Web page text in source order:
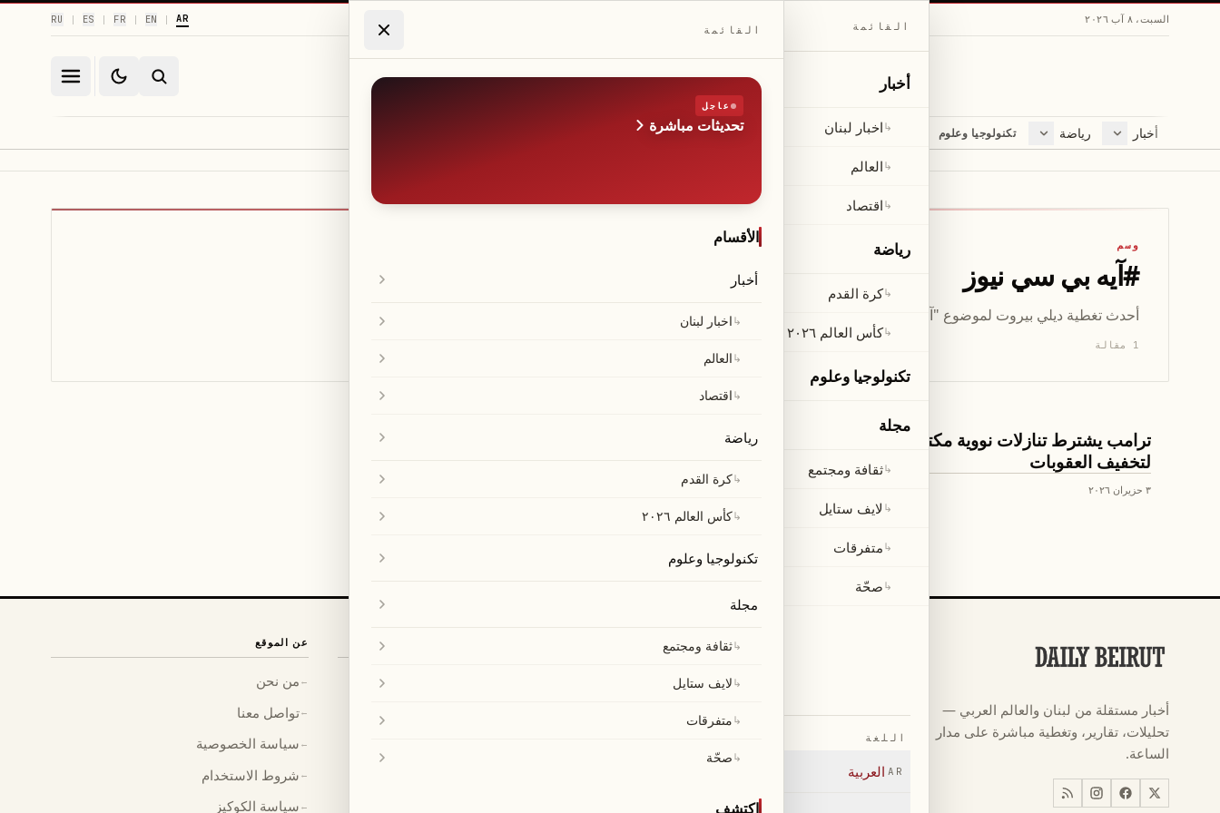
السبت، ٨ آب ٢٠٢٦ AR
|
EN
|
FR
|
ES
|
RU
أخبار
اخبار لبنان
رياضة
كرة القدم
تكنولوجيا وعلوم مجلة
ثقافة ومجتمع
لايف ستايل
وسم
#آيه بي سي نيوز
أحدث تغطية ديلي بيروت لموضوع "آيه بي سي نيوز" — 1 مقال يشمل الأخبار والتحليلات والتحديثات.
1 مقالة
العالم
ترامب يشترط تنازلات نووية مكتوبة من إيران
لتخفيف العقوبات
٣ حزيران ٢٠٢٦
أخبار مستقلة من لبنان والعالم العربي —
تحليلات، تقارير، وتغطية مباشرة على مدار
الساعة.
كأس العالم ٢٠٢٦
←أخبار
←اخبار لبنان
عن الموقع
← من نحن
←تواصل معنا
← سياسة الخصوصية
← شروط الاستخدام
← سياسة الكوكيز
القائمة
أخبار
↳اخبار لبنان
↳العالم
↳اقتصاد
رياضة
↳كرة القدم
↳كأس العالم ٢٠٢٦
تكنولوجيا وعلوم
مجلة
↳ثقافة ومجتمع
↳ لايف ستايل
↳متفرقات
↳صحّة
اللغة
AR العربية
القائمة
عاجل
تحديثات مباشرة
الأقسام
أخبار
↳اخبار لبنان
↳العالم
↳اقتصاد
رياضة
↳كرة القدم
↳كأس العالم ٢٠٢٦
تكنولوجيا وعلوم
مجلة
↳ثقافة ومجتمع
↳لايف ستايل
↳متفرقات
↳صحّة
اكتشف